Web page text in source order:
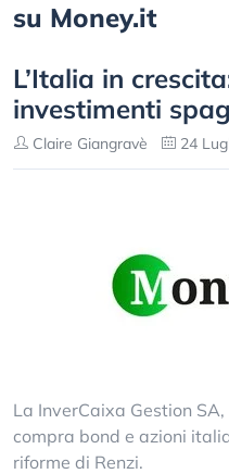
su Money.it
L’Italia in
investimenti
Claire Giangravè 24
La InverCaixa Gestion
compra bond e azioni
riforme di Renzi.